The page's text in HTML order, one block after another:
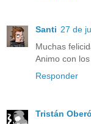
Santi 27 de
Muchas
Animo con
Responder
Tristán